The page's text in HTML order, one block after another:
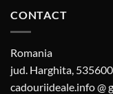
CONTACT
Romania
jud. Harghita,
cadouriideale.info @